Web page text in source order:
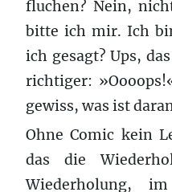
fluchen? Nein,
bitte ich mir. Ich
ich gesagt? Ups,
richtiger:
gewiss, was ist
Ohne Comic kein
das die
Wieder­hol­ung,